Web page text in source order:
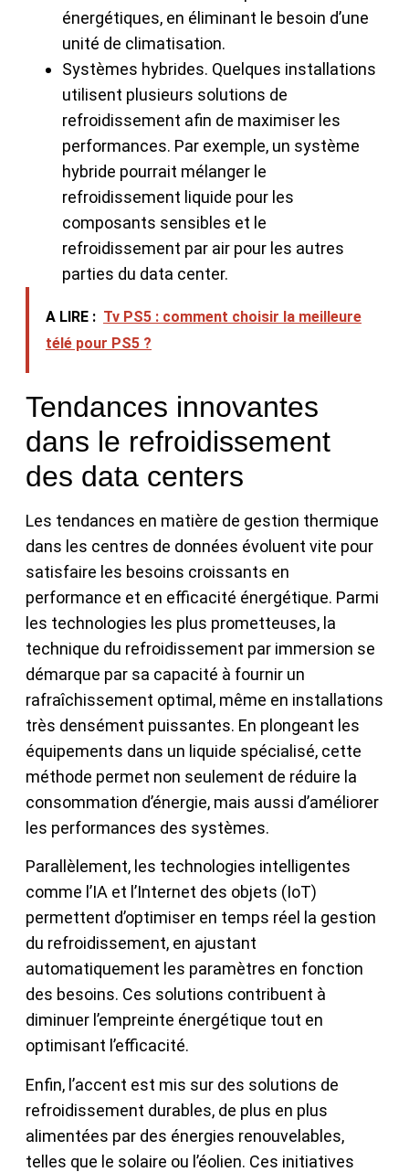
énergétiques, en éliminant le besoin d’une
unité de climatisation.
Systèmes hybrides. Quelques installations
utilisent plusieurs solutions de
refroidissement afin de maximiser les
performances. Par exemple, un système
hybride pourrait mélanger le
refroidissement liquide pour les
composants sensibles et le
refroidissement par air pour les autres
parties du data center.
A LIRE : Tv PS5 : comment choisir la meilleure
télé pour PS5 ?
Tendances innovantes
dans le refroidissement
des data centers
Les tendances en matière de gestion thermique
dans les centres de données évoluent vite pour
satisfaire les besoins croissants en
performance et en efficacité énergétique. Parmi
les technologies les plus prometteuses, la
technique du refroidissement par immersion se
démarque par sa capacité à fournir un
rafraîchissement optimal, même en installations
très densément puissantes. En plongeant les
équipements dans un liquide spécialisé, cette
méthode permet non seulement de réduire la
consommation d’énergie, mais aussi d’améliorer
les performances des systèmes.
Parallèlement, les technologies intelligentes
comme l’IA et l’Internet des objets (IoT)
permettent d’optimiser en temps réel la gestion
du refroidissement, en ajustant
automatiquement les paramètres en fonction
des besoins. Ces solutions contribuent à
diminuer l’empreinte énergétique tout en
optimisant l’efficacité.
Enfin, l’accent est mis sur des solutions de
refroidissement durables, de plus en plus
alimentées par des énergies renouvelables,
telles que le solaire ou l’éolien. Ces initiatives